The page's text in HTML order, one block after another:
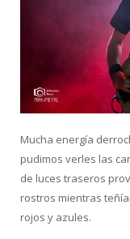
Mucha energía
pudimos verles las
de luces traseros
rostros mientras
rojos y azules.